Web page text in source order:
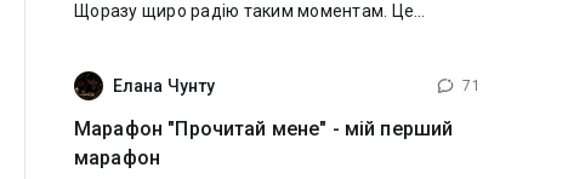
Щоразу щиро радію таким моментам. Це
Елана Чунту
71
Марафон "Прочитай мене" - мій перший
марафон